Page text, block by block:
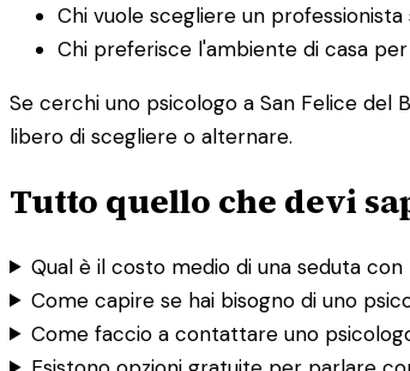
Chi vuole scegliere un
Chi preferisce l'ambiente di casa
Se cerchi uno psicologo a San Felice
libero di scegliere o alternare.
Tutto quello che devi
Qual è il costo medio di una seduta con
Come capire se hai bisogno di uno
Come faccio a contattare uno